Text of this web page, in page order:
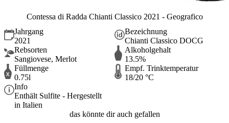
Contessa di Radda Chianti Classico 2021 - Geografico
Jahrgang
2021
Bezeichnung
Chianti Classico DOCG
Rebsorten
Sangiovese, Merlot
Alkoholgehalt
13.5%
Füllmenge
0.75l
Empf. Trinktemperatur
18/20 °C
Info
Enthält Sulfite - Hergestellt
in Italien
das könnte dir auch gefallen